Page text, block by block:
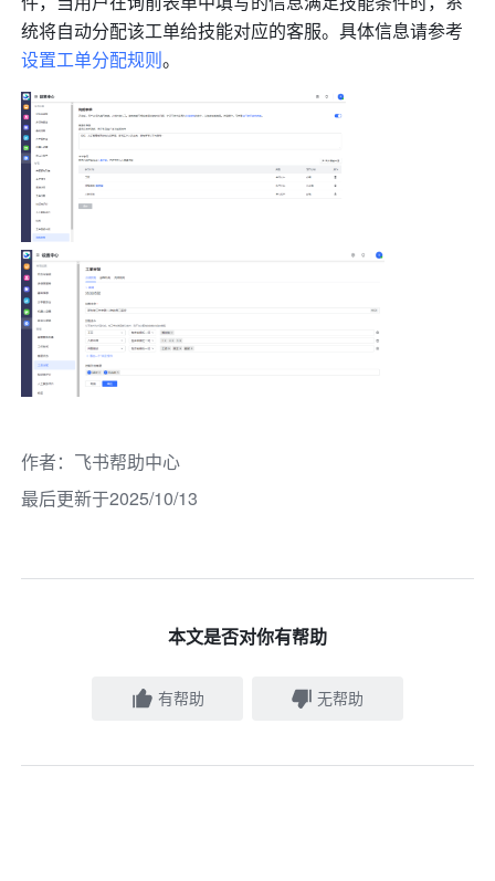
统将自动分配该工单给技能对应的客服。具体信息请参考
设置工单分配规则。
作者： 飞书帮助中心
最后更新于2025/10/13
本文是否对你有帮助
有帮助 无帮助